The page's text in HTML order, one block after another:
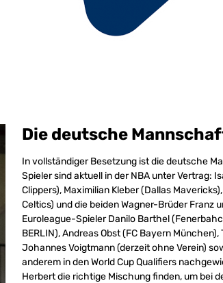
Die deutsche
In vollständiger Besetzung ist die deutsche
Spieler sind aktuell in der NBA unter Vertrag:
Clippers), Maximilian Kleber (Dallas
Celtics) und die beiden Wagner-Brüder Franz
Euroleague-Spieler Danilo Barthel
BERLIN), Andreas Obst (FC Bayern
Johannes Voigtmann (derzeit ohne Verein)
anderem in den World Cup Qualifiers
Herbert die richtige Mischung finden, um bei